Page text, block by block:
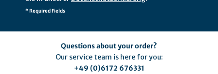
* Required Fields
Questions about your order?
Our service team is here for you:
+49 (0)6172 676331